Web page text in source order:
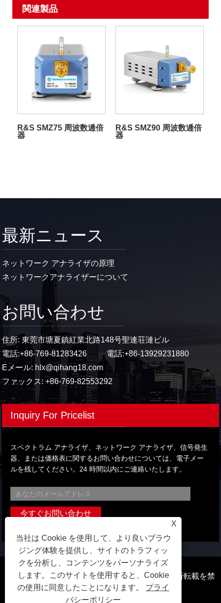
関連製品
R&S SMZ75 周波数逓倍
器
R&S SMZ90 周波数逓倍
器
最新ニュース
ネットワーク アナライザの原理
ネットワークアナライザーについて
お問い合わせ
住所: 東莞市塘夏鎮紅業北路148号聖連荘漣ビル
電話:+86-769-81283426 電話:+86-13929231880
Eメール: hlx@qihang18.com
ファックス: +86-769-82553292
Inquiry For Pricelist
スペクトラム アナライザ、ネットワーク アナライザ、信号発生
器、または価格表に関するお問い合わせについては、電子メー
ルを残してください。24 時間以内にご連絡いたします。
著作権 © 2023 東莞 Qihang 電子技術有限公司無断転載を禁
じます。
X
当社は Cookie を使用して、より良いブラウ
ジング体験を提供し、サイトのトラフィッ
クを分析し、コンテンツをパーソナライズ
します。このサイトを使用すると、Cookie
の使用に同意したことになります。 プライ
バシーポリシー